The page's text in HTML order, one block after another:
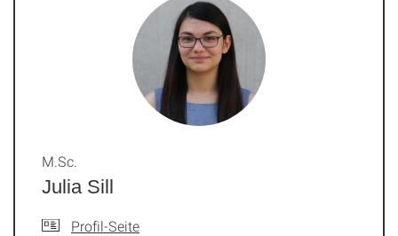
Julia Sill
M.Sc.
Profil-Seite